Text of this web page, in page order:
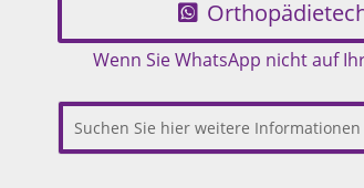
Wenn Sie WhatsApp nicht auf